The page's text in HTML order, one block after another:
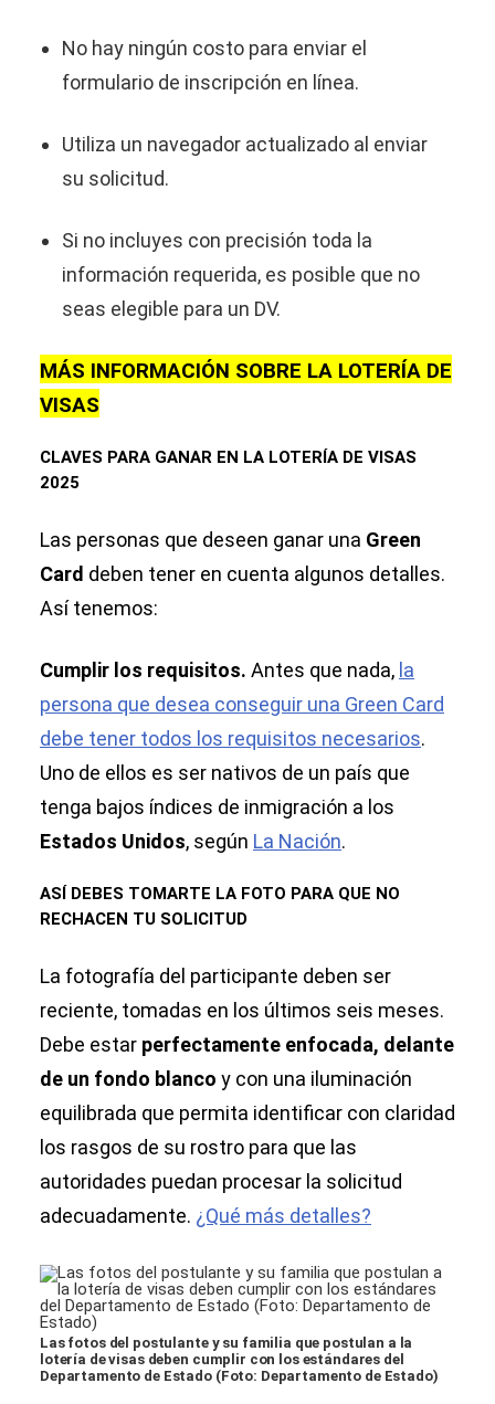
No hay ningún costo para enviar el
formulario de inscripción en línea.
Utiliza un navegador actualizado al enviar
su solicitud.
Si no incluyes con precisión toda la
información requerida, es posible que no
seas elegible para un DV.
MÁS INFORMACIÓN SOBRE LA LOTERÍA DE
VISAS
CLAVES PARA GANAR EN LA LOTERÍA DE VISAS
2025
Las personas que deseen ganar una Green
Card deben tener en cuenta algunos detalles.
Así tenemos:
Cumplir los requisitos. Antes que nada, la
persona que desea conseguir una Green Card
debe tener todos los requisitos necesarios.
Uno de ellos es ser nativos de un país que
tenga bajos índices de inmigración a los
Estados Unidos, según La Nación.
ASÍ DEBES TOMARTE LA FOTO PARA QUE NO
RECHACEN TU SOLICITUD
La fotografía del participante deben ser
reciente, tomadas en los últimos seis meses.
Debe estar perfectamente enfocada, delante
de un fondo blanco y con una iluminación
equilibrada que permita identificar con claridad
los rasgos de su rostro para que las
autoridades puedan procesar la solicitud
adecuadamente. ¿Qué más detalles?
Las fotos del postulante y su familia que postulan a la
lotería de visas deben cumplir con los estándares del
Departamento de Estado (Foto: Departamento de Estado)